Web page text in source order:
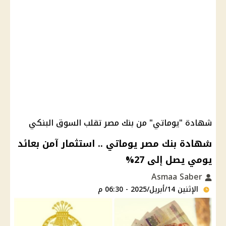
شهادة "يوماتي" من بنك مصر تقلب السوق البنكي
شهادة بنك مصر يوماتي .. استثمار آمن بعائد
يومي يصل إلى 27%
الإثنين 14/أبريل/2025 - 06:30 م